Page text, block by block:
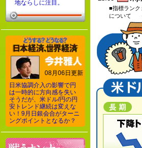
■指標ランク
について
地ならしに注目。
08月06日更新
日米協調介入の影響で円
は一時的に方向感を失い
そうだが、米ドル/円の円
安トレンド継続は変えな
い！9月日銀会合がターニ
ングポイントとなるか？